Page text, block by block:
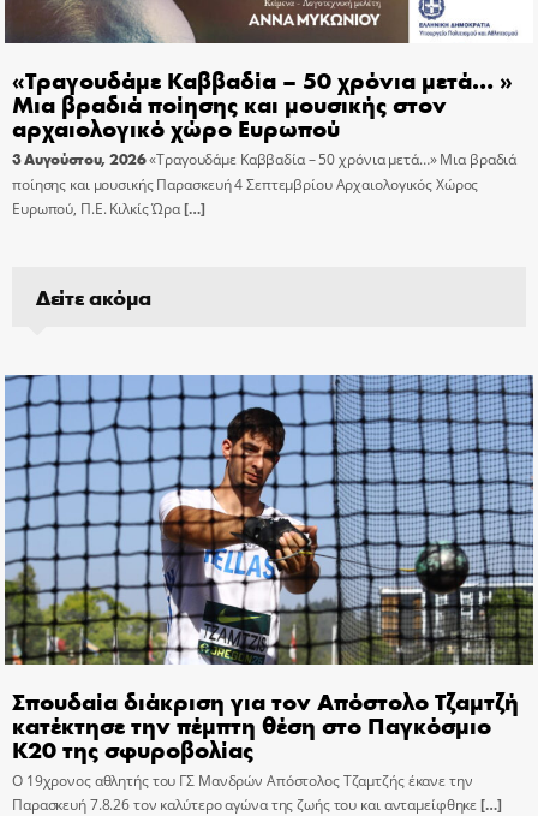
«Τραγουδάμε Καββαδία – 50 χρόνια μετά… »
Μια βραδιά ποίησης και μουσικής στον
αρχαιολογικό χώρο Ευρωπού
3 Αυγούστου, 2026«Τραγουδάμε Καββαδία – 50 χρόνια μετά…» Μια βραδιά
ποίησης και μουσικής Παρασκευή 4 Σεπτεμβρίου Αρχαιολογικός Χώρος
Ευρωπού, Π.Ε. Κιλκίς Ώρα[…]
Δείτε ακόμα
Σπουδαία διάκριση για τον Απόστολο Τζαμτζή
κατέκτησε την πέμπτη θέση στο Παγκόσμιο
Κ20 της σφυροβολίας
Ο 19χρονος αθλητής του ΓΣ Μανδρών Απόστολος Τζαμτζής έκανε την
Παρασκευή 7.8.26 τον καλύτερο αγώνα της ζωής του και ανταμείφθηκε[…]